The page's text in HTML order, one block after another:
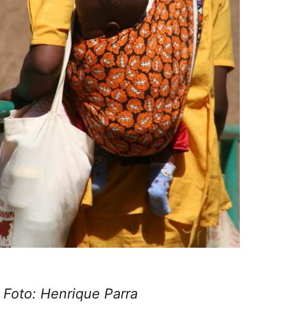
Foto: Henrique Parra